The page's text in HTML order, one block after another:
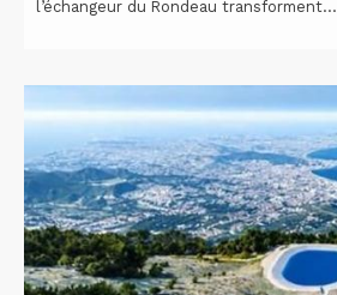
l’échangeur du Rondeau transforment...